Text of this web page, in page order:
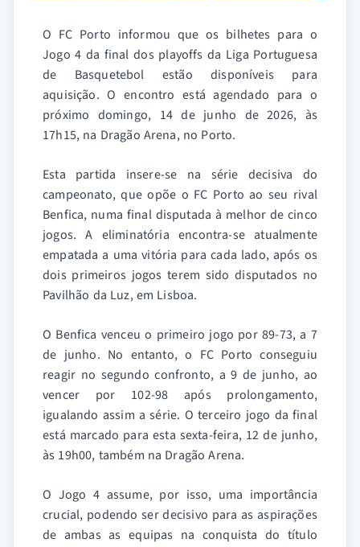
O FC Porto informou que os bilhetes para o
Jogo 4 da final dos playoffs da Liga Portuguesa
de Basquetebol estão disponíveis para
aquisição. O encontro está agendado para o
próximo domingo, 14 de junho de 2026, às
17h15, na Dragão Arena, no Porto.
Esta partida insere-se na série decisiva do
campeonato, que opõe o FC Porto ao seu rival
Benfica, numa final disputada à melhor de cinco
jogos. A eliminatória encontra-se atualmente
empatada a uma vitória para cada lado, após os
dois primeiros jogos terem sido disputados no
Pavilhão da Luz, em Lisboa.
O Benfica venceu o primeiro jogo por 89-73, a 7
de junho. No entanto, o FC Porto conseguiu
reagir no segundo confronto, a 9 de junho, ao
vencer por 102-98 após prolongamento,
igualando assim a série. O terceiro jogo da final
está marcado para esta sexta-feira, 12 de junho,
às 19h00, também na Dragão Arena.
O Jogo 4 assume, por isso, uma importância
crucial, podendo ser decisivo para as aspirações
de ambas as equipas na conquista do título